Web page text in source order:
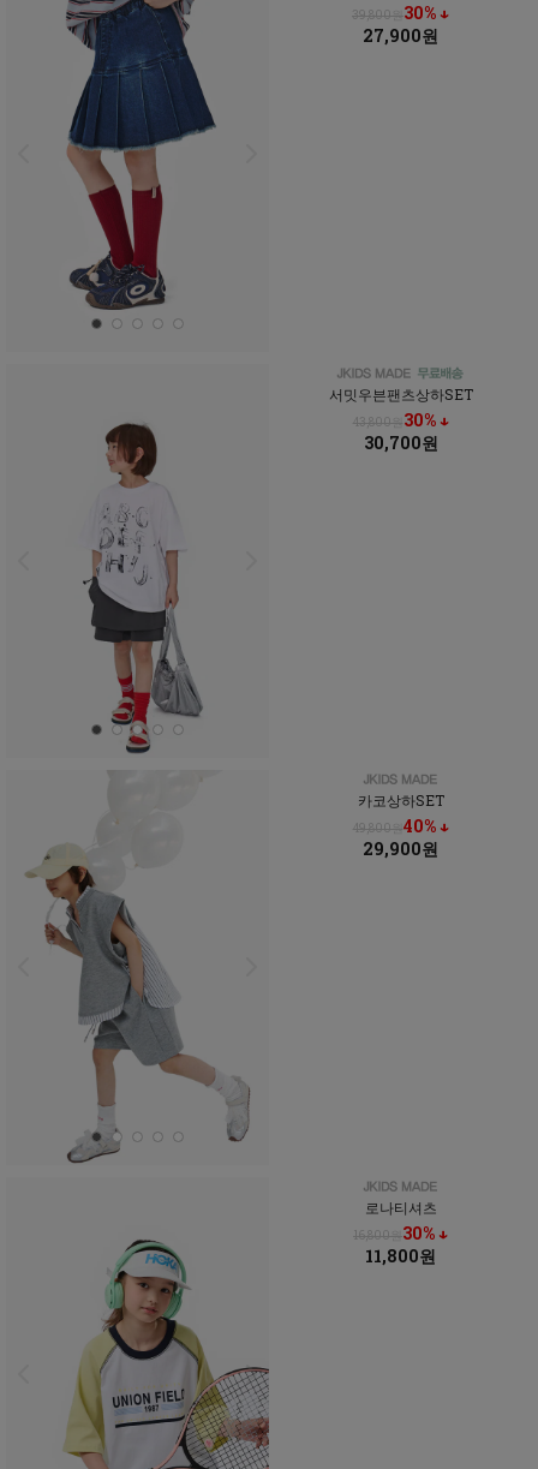
39,800원30% ↓
27,900원
서밋우븐팬츠상하SET
43,800원30% ↓
30,700원
카코상하SET
49,800원 40% ↓
29,900원
로나티셔츠
16,800원30% ↓
11,800원